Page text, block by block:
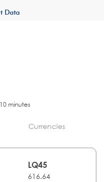
Data
minutes
Currencies
LQ45
616.64